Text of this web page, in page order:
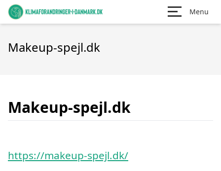
Menu
Makeup-spejl.dk
Makeup-spejl.dk
https://makeup-spejl.dk/